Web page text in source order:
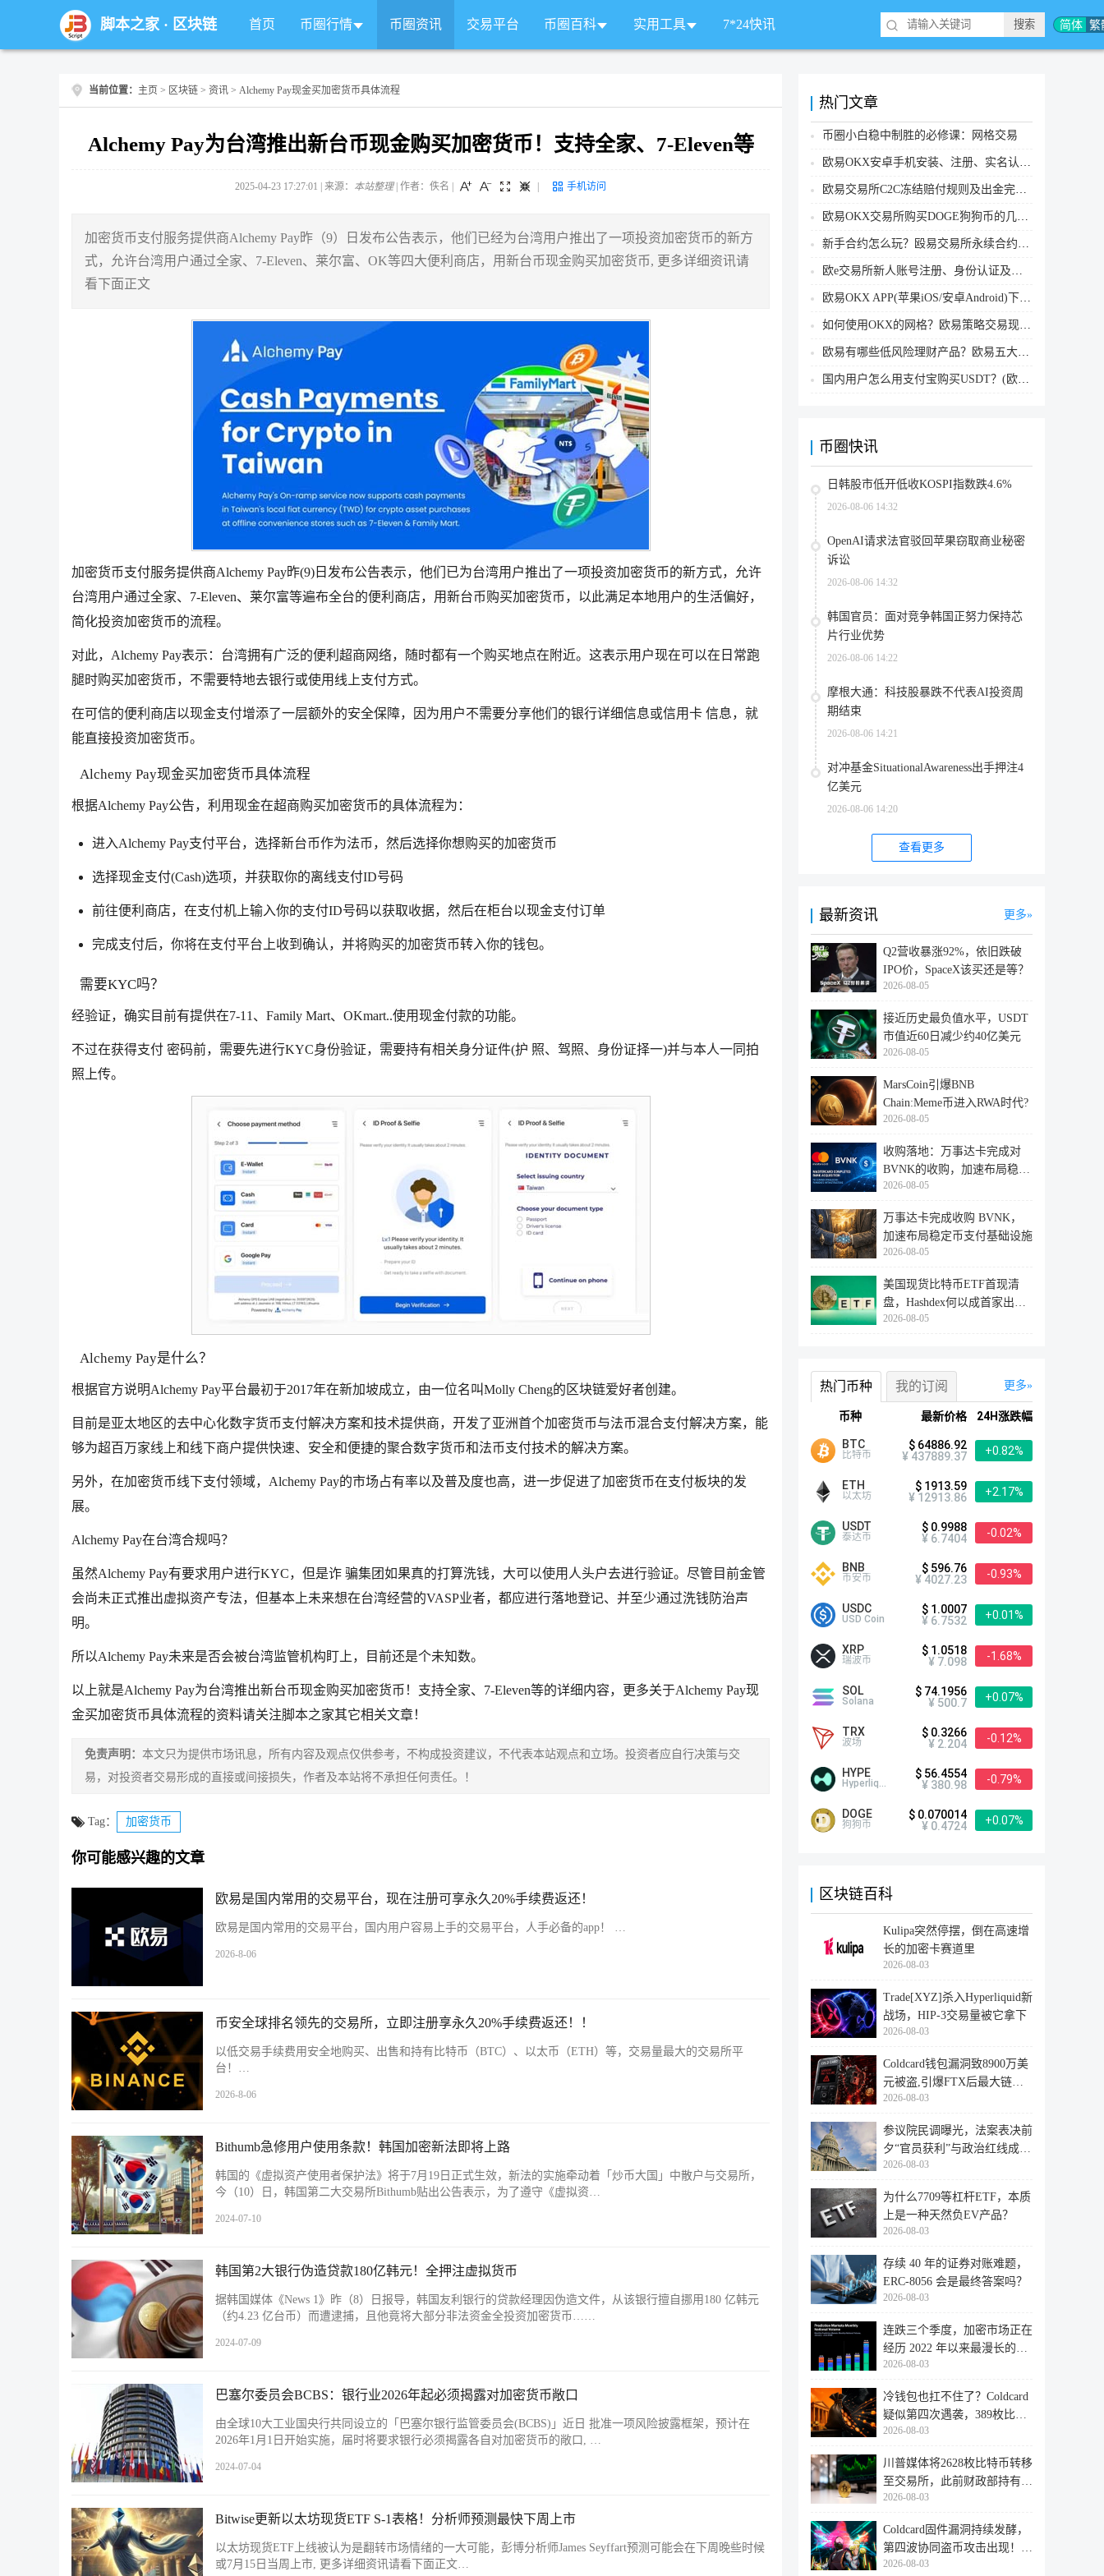
简体 繁
脚本之家· 区块链 首页 币圈行情 币圈资讯 交易平台 币圈百科 实用工具 7*24快讯
当前位置： 主页 > 区块链 > 资讯 > Alchemy Pay现金买加密货币具体流程
Alchemy Pay为台湾推出新台币现金购买加密货币！支持全家、7-Eleven等
2025-04-23 17:27:01 | 来源： 本站整理| 作者：佚名 手机访问
加密货币支付服务提供商Alchemy Pay昨（9）日发布公告表示，他们已经为台湾用户推出了一项投资加密货币的新方
式，允许台湾用户通过全家、7-Eleven、莱尔富、OK等四大便利商店，用新台币现金购买加密货币, 更多详细资讯请
看下面正文
加密货币支付服务提供商Alchemy Pay昨(9)日发布公告表示，他们已为台湾用户推出了一项投资加密货币的新方式，允许
台湾用户通过全家、7-Eleven、莱尔富等遍布全台的便利商店，用新台币购买加密货币，以此满足本地用户的生活偏好，
简化投资加密货币的流程。
对此，Alchemy Pay表示：台湾拥有广泛的便利超商网络，随时都有一个购买地点在附近。这表示用户现在可以在日常跑
腿时购买加密货币，不需要特地去银行或使用线上支付方式。
在可信的便利商店以现金支付增添了一层额外的安全保障，因为用户不需要分享他们的银行详细信息或信用卡 信息，就
能直接投资加密货币。
Alchemy Pay现金买加密货币具体流程
根据Alchemy Pay公告，利用现金在超商购买加密货币的具体流程为：
进入Alchemy Pay支付平台，选择新台币作为法币，然后选择你想购买的加密货币
选择现金支付(Cash)选项，并获取你的离线支付ID号码
前往便利商店，在支付机上输入你的支付ID号码以获取收据，然后在柜台以现金支付订单
完成支付后，你将在支付平台上收到确认，并将购买的加密货币转入你的钱包。
需要KYC吗？
经验证，确实目前有提供在7-11、Family Mart、OKmart..使用现金付款的功能。
不过在获得支付 密码前，需要先进行KYC身份验证，需要持有相关身分证件(护 照、驾照、身份证择一)并与本人一同拍
照上传。
Alchemy Pay是什么？
根据官方说明Alchemy Pay平台最初于2017年在新加坡成立，由一位名叫Molly Cheng的区块链爱好者创建。
目前是亚太地区的去中心化数字货币支付解决方案和技术提供商，开发了亚洲首个加密货币与法币混合支付解决方案，能
够为超百万家线上和线下商户提供快速、安全和便捷的聚合数字货币和法币支付技术的解决方案。
另外，在加密货币线下支付领域，Alchemy Pay的市场占有率以及普及度也高，进一步促进了加密货币在支付板块的发
展。
Alchemy Pay在台湾合规吗？
虽然Alchemy Pay有要求用户进行KYC，但是诈 骗集团如果真的打算洗钱，大可以使用人头户去进行验证。尽管目前金管
会尚未正式推出虚拟资产专法，但基本上未来想在台湾经营的VASP业者，都应进行落地登记、并至少通过洗钱防治声
明。
所以Alchemy Pay未来是否会被台湾监管机构盯上，目前还是个未知数。
以上就是Alchemy Pay为台湾推出新台币现金购买加密货币！支持全家、7-Eleven等的详细内容，更多关于Alchemy Pay现
金买加密货币具体流程的资料请关注脚本之家其它相关文章！
免责声明： 本文只为提供市场讯息，所有内容及观点仅供参考，不构成投资建议，不代表本站观点和立场。投资者应自行决策与交
易，对投资者交易形成的直接或间接损失，作者及本站将不承担任何责任。！
Tag： 加密货币
你可能感兴趣的文章
欧易是国内常用的交易平台，现在注册可享永久20%手续费返还！
欧易是国内常用的交易平台，国内用户容易上手的交易平台，人手必备的app！ …
2026-8-06
币安全球排名领先的交易所，立即注册享永久20%手续费返还！！
以低交易手续费用安全地购买、出售和持有比特币（BTC）、以太币（ETH）等，交易量最大的交易所平
台！…
2026-8-06
Bithumb急修用户使用条款！韩国加密新法即将上路
韩国的《虚拟资产使用者保护法》将于7月19日正式生效，新法的实施牵动着「炒币大国」中散户与交易所，
今（10）日，韩国第二大交易所Bithumb贴出公告表示，为了遵守《虚拟资…
2024-07-10
韩国第2大银行伪造贷款180亿韩元！全押注虚拟货币
据韩国媒体《News 1》昨（8）日报导，韩国友利银行的贷款经理因伪造文件，从该银行擅自挪用180 亿韩元
（约4.23 亿台币）而遭逮捕，且他竟将大部分非法资金全投资加密货币……
2024-07-09
巴塞尔委员会BCBS：银行业2026年起必须揭露对加密货币敞口
由全球10大工业国央行共同设立的「巴塞尔银行监管委员会(BCBS)」近日 批准一项风险披露框架，预计在
2026年1月1日开始实施，届时将要求银行必须揭露各自对加密货币的敞口, …
2024-07-04
Bitwise更新以太坊现货ETF S-1表格！分析师预测最快下周上市
以太坊现货ETF上线被认为是翻转市场情绪的一大可能，彭博分析师James Seyffart预测可能会在下周晚些时候
或7月15日当周上市, 更多详细资讯请看下面正文…
热门文章
币圈小白稳中制胜的必修课：网格交易
欧易OKX安卓手机安装、注册、实名认证、买币转账新手实操教程
欧易交易所C2C冻结赔付规则及出金完整流程
欧易OKX交易所购买DOGE狗狗币的几个方式汇总
新手合约怎么玩？殴易交易所永续合约操作步骤教程(APP/Web端)
欧e交易所新人账号注册、身份认证及安全设置教程
欧易OKX APP(苹果iOS/安卓Android)下载图文教程
如何使用OKX的网格？欧易策略交易现货网格新手操作流程
欧易有哪些低风险理财产品？欧易五大低风险理财产品详细介绍
国内用户怎么用支付宝购买USDT？(欧易交易所为例)
币圈快讯
日韩股市低开低收KOSPI指数跌4.6%
2026-08-06 14:32
OpenAI请求法官驳回苹果窃取商业秘密
诉讼
2026-08-06 14:32
韩国官员：面对竞争韩国正努力保持芯
片行业优势
2026-08-06 14:22
摩根大通：科技股暴跌不代表AI投资周
期结束
2026-08-06 14:21
对冲基金SituationalAwareness出手押注4
亿美元
2026-08-06 14:20
查看更多
最新资讯 更多
Q2营收暴涨92%，依旧跌破
IPO价，SpaceX该买还是等？
2026-08-05
接近历史最负值水平，USDT
市值近60日减少约40亿美元
2026-08-05
MarsCoin引爆BNB
Chain:Meme币进入RWA时代?
2026-08-05
收购落地：万事达卡完成对
BVNK的收购，加速布局稳定
币支付赛
2026-08-05
万事达卡完成收购 BVNK，
加速布局稳定币支付基础设施
2026-08-05
美国现货比特币ETF首现清
盘，Hashdex何以成首家出局
者？
2026-08-05
更多
热门币种 我的订阅
币种 最新价格 24H涨跌幅
BTC
比特币
$ 64886.92
¥ 437889.37
+0.82%
ETH
以太坊
$ 1913.59
¥ 12913.86
+2.17%
USDT
泰达币
$ 0.9988
¥ 6.7404
-0.02%
BNB
币安币
$ 596.76
¥ 4027.23
-0.93%
USDC
USD Coin
$ 1.0007
¥ 6.7532
+0.01%
XRP
瑞波币
$ 1.0518
¥ 7.098
-1.68%
SOL
Solana
$ 74.1956
¥ 500.7
+0.07%
TRX
波场
$ 0.3266
¥ 2.204
-0.12%
HYPE
Hyperliquid
$ 56.4554
¥ 380.98
-0.79%
DOGE
狗狗币
$ 0.070014
¥ 0.4724
+0.07%
区块链百科
Kulipa突然停摆，倒在高速增
长的加密卡赛道里
2026-08-03
Trade[XYZ]杀入Hyperliquid新
战场，HIP-3交易量被它拿下
2026-08-03
Coldcard钱包漏洞致8900万美
元被盗,引爆FTX后最大链上
迁移潮
2026-08-03
参议院民调曝光，法案表决前
夕“官员获利”与政治红线成最
大
2026-08-03
为什么7709等杠杆ETF，本质
上是一种天然负EV产品？
2026-08-03
存续 40 年的证券对账难题，
ERC-8056 会是最终答案吗？
2026-08-03
连跌三个季度，加密市场正在
经历 2022 年以来最漫长的退
潮
2026-08-03
冷钱包也扛不住了？Coldcard
疑似第四次遇袭，389枚比特
币失
2026-08-03
川普媒体将2628枚比特币转移
至交易所，此前财政部持有的
比特
2026-08-03
Coldcard固件漏洞持续发酵，
第四波协同盗币攻击出现！
462个
2026-08-03